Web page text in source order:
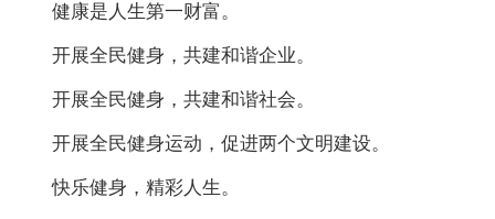
健康是人生第一财富。
开展全民健身，共建和谐企业。
开展全民健身，共建和谐社会。
开展全民健身运动，促进两个文明建设。
快乐健身，精彩人生。